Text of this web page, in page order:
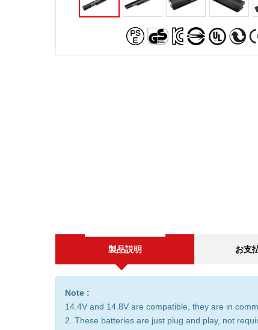
製品説明 お支
Note :
14.4V and 14.8V are compatible, they are in
2. These batteries are just plug and play, not